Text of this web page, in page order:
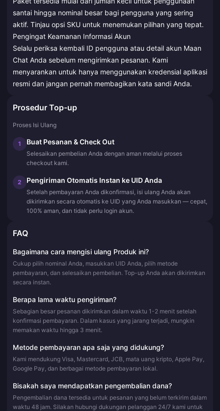
santai hingga nominal besar bagi pengguna yang sering
aktif. Tinjau opsi SKU untuk menemukan pilihan yang tepat.
Pengingat Keamanan Informasi Akun
Selalu periksa kembali ID pengguna atau detail akun Maan
Chat Anda sebelum mengirimkan pesanan. Kami
menyarankan untuk hanya menggunakan kredensial aplikasi
resmi dan jangan pernah membagikan kata sandi Anda.
Prosedur Top-up
Proses Isi Ulang
1 Buat Pesanan & Check Out
Selesaikan pembelian Anda dengan aman melalui proses
checkout kami.
2 Pengiriman Otomatis Instan ke UID Anda
Setelah pembayaran Anda dikonfirmasi, isi ulang Anda akan
dikirimkan secara otomatis ke UID yang Anda masukkan — cepat,
100% aman, dan tidak perlu login akun.
FAQ
Bagaimana cara mengisi ulang Produk ini?
Cukup pilih nominal Anda, masukkan UID Anda, pilih metode
pembayaran, dan selesaikan pembelian. Top-up Anda akan dikirimkan
secara instan.
Berapa lama waktu pengiriman?
Sebagian besar pesanan dikirimkan dalam waktu 1-2 menit setelah
konfirmasi pembayaran. Dalam kasus yang jarang terjadi, mungkin
memakan waktu hingga 3 menit.
Metode pembayaran apa saja yang didukung?
Kami mendukung Visa, Mastercard, JCB, mata uang kripto, Apple Pay,
Google Pay, dan berbagai metode pembayaran lokal.
Bisakah saya mendapatkan pengembalian dana?
Pengembalian dana tersedia untuk pesanan yang belum terkirim dalam
waktu 48 jam. Silakan hubungi dukungan pelanggan 24/7 kami untuk